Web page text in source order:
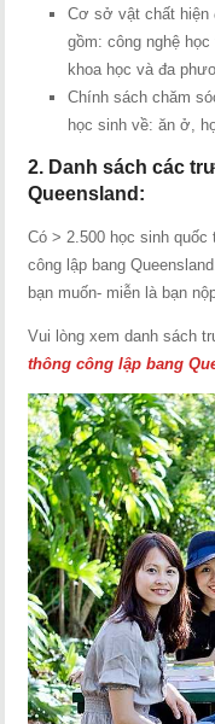
Cơ sở vật chất hiện
gồm: công nghệ
khoa học và đa
Chính sách chăm
học sinh về: ăn ở,
2. Danh sách các
Queensland:
Có > 2.500 học sinh
công lập bang
bạn muốn- miễn là bạn
Vui lòng xem danh sách
thông công lập bang